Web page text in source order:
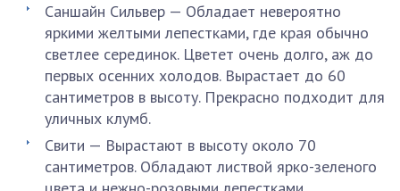
Саншайн Сильвер — Обладает невероятно
яркими желтыми лепестками, где края обычно
светлее серединок. Цветет очень долго, аж до
первых осенних холодов. Вырастает до 60
сантиметров в высоту. Прекрасно подходит для
уличных клумб.
Свити — Вырастают в высоту около 70
сантиметров. Обладают листвой ярко-зеленого